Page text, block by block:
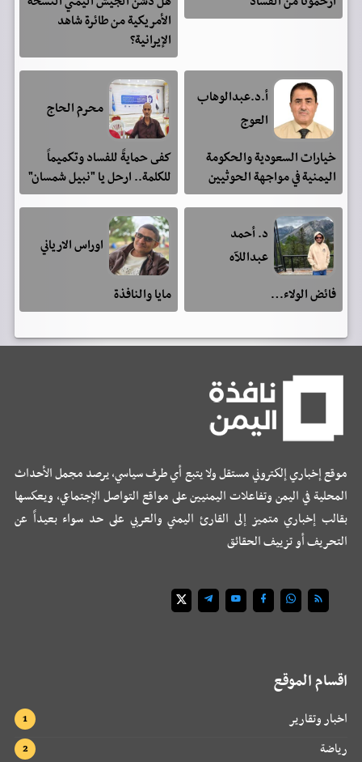
الأمريكية من طائرة شاهد
الإيرانية؟
أ.د.عبدالوهاب
العوج
خيارات السعودية والحكومة
اليمنية في مواجهة الحوثيين
محرم الحاج
كفى حمايةً للفساد وتكميماً
للكلمة.. ارحل يا "نبيل شمسان"
د. أحمد
عبداللآه
فائض الولاء…
اوراس الارياني
مايا والنافذة
موقع إخباري إلكتروني مستقل ولا يتبع أي طرف سياسي، يرصد مجمل الأحداث
المحلية في اليمن وتفاعلات اليمنيين على مواقع التواصل الإجتماعي، ويعكسها
بقالب إخباري متميز إلى القارئ اليمني والعربي على حد سواء بعيداً عن
التحريف أو تزييف الحقائق
اقسام الموقع
اخبار وتقارير
رياضة